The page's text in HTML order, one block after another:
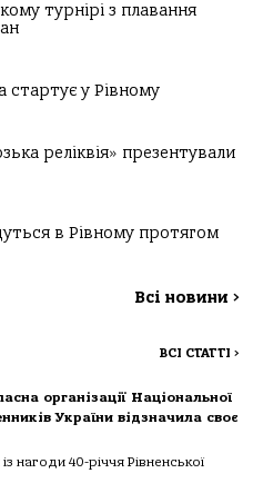
турнірі з плавання
стартує у Рівному
реліквія» презентували
в Рівному протягом
Всі новини >
ВСІ СТАТТІ >
організації Національної
України відзначила своє
нагоди 40-річчя Рівненської